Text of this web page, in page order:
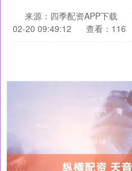
来源：四季配资APP下载
02-20 09:49:12
查看：116